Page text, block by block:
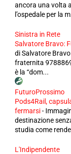
ancora una volta
l’ospedale per la
Sinistra in Rete
Salvatore Bravo:
di Salvatore
fraternita
è la “dom...
FuturoProssimo
Pods4Rail,
fermarsi-
destinazione
studia come
L'Indipendente